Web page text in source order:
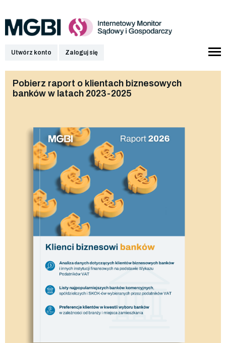
Utwórz konto Zaloguj się
Pobierz raport o klientach biznesowych
banków w latach 2023-2025